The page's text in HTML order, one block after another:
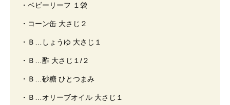
・ベビーリーフ １袋
・コーン缶 大さじ２
・Ｂ…しょうゆ 大さじ１
・Ｂ…酢 大さじ１/２
・Ｂ…砂糖 ひとつまみ
・Ｂ…オリーブオイル 大さじ１